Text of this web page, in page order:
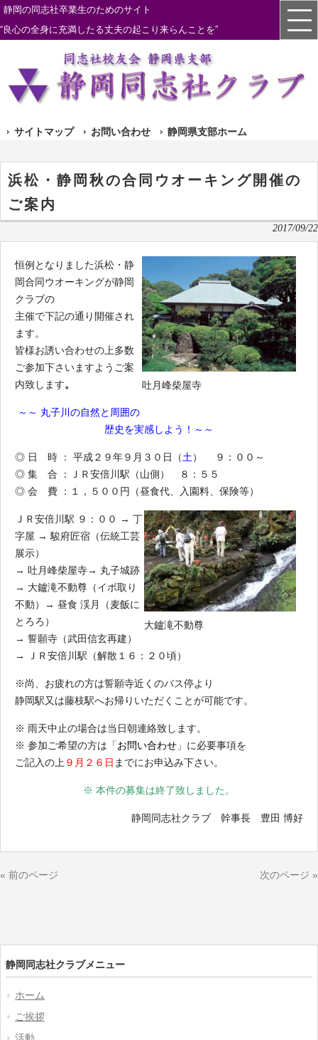
静岡の同志社卒業生のためのサイト
“良心の全身に充満したる丈夫の起こり来らんことを”
サイトマップ お問い合わせ 静岡県支部ホーム
浜松・静岡秋の合同ウオーキング開催の
ご案内
2017/09/22
吐月峰柴屋寺
恒例となりました浜松・静
岡合同ウオーキングが静岡
クラブの
主催で下記の通り開催され
ます。
皆様お誘い合わせの上多数
ご参加下さいますようご案
内致します。
～～ 丸子川の自然と周囲の
歴史を実感しよう！～～
◎ 日 時 ： 平成２９年９月３０日（土） ９：００～
◎ 集 合 ：ＪＲ安倍川駅（山側） ８：５５
◎ 会 費 ：１，５００円（昼食代、入園料、保険等）
大鑪滝不動尊
ＪＲ安倍川駅 ９：００ → 丁
字屋 → 駿府匠宿（伝統工芸
展示）
→ 吐月峰柴屋寺→ 丸子城跡
→ 大鑪滝不動尊（イボ取り
不動）→ 昼食 渓月（麦飯に
とろろ）
→ 誓願寺（武田信玄再建）
→ ＪＲ安倍川駅（解散１６：２０頃）
※尚、お疲れの方は誓願寺近くのバス停より
静岡駅又は藤枝駅へお帰りいただくことが可能です。
※ 雨天中止の場合は当日朝連絡致します。
※ 参加ご希望の方は「お問い合わせ 」に必要事項を
ご記入の上 ９月２６日 までにお申込み下さい。
※ 本件の募集は終了致しました。
静岡同志社クラブ 幹事長 豊田 博好
« 前のページ 次のページ »
静岡同志社クラブメニュー
ホーム
ご挨拶
活動